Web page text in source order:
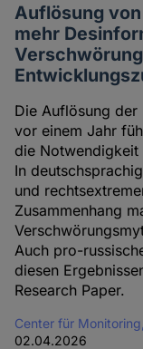
Auflösung
mehr
Die Auflösung der
vor einem Jahr
die Notwendigkeit
In
und
Zusammenhang
Auch pro-
diesen
Research Paper.
Center für
02.04.2026